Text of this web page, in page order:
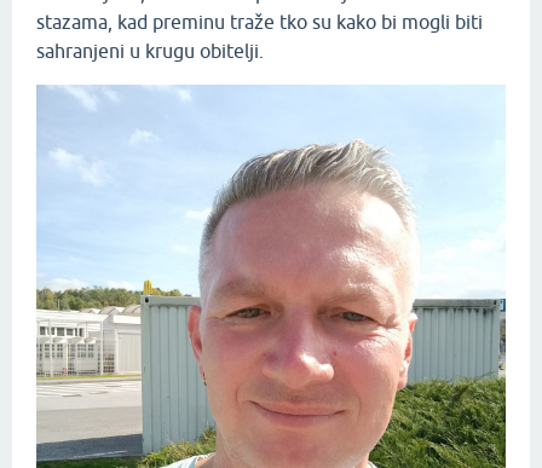
stazama, kad preminu traže tko su kako bi mogli biti
sahranjeni u krugu obitelji.